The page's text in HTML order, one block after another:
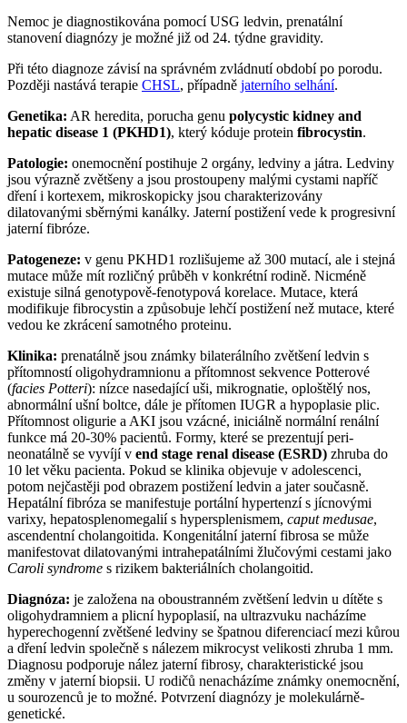
Nemoc je diagnostikována pomocí USG ledvin, prenatální
stanovení diagnózy je možné již od 24. týdne gravidity.
Při této diagnoze závisí na správném zvládnutí období po porodu.
Později nastává terapie CHSL, případně jaterního selhání.
Genetika: AR heredita, porucha genu polycystic kidney and
hepatic disease 1 (PKHD1), který kóduje protein fibrocystin.
Patologie: onemocnění postihuje 2 orgány, ledviny a játra. Ledviny
jsou výrazně zvětšeny a jsou prostoupeny malými cystami napříč
dření i kortexem, mikroskopicky jsou charakterizovány
dilatovanými sběrnými kanálky. Jaterní postižení vede k progresivní
jaterní fibróze.
Patogeneze: v genu PKHD1 rozlišujeme až 300 mutací, ale i stejná
mutace může mít rozličný průběh v konkrétní rodině. Nicméně
existuje silná genotypově-fenotypová korelace. Mutace, která
modifikuje fibrocystin a způsobuje lehčí postižení než mutace, které
vedou ke zkrácení samotného proteinu.
Klinika: prenatálně jsou známky bilaterálního zvětšení ledvin s
přítomností oligohydramnionu a přítomnost sekvence Potterové
(facies Potteri): nízce nasedající uši, mikrognatie, oploštělý nos,
abnormální ušní boltce, dále je přítomen IUGR a hypoplasie plic.
Přítomnost oligurie a AKI jsou vzácné, iniciálně normální renální
funkce má 20-30% pacientů. Formy, které se prezentují peri-
neonatálně se vyvíjí v end stage renal disease (ESRD) zhruba do
10 let věku pacienta. Pokud se klinika objevuje v adolescenci,
potom nejčastěji pod obrazem postižení ledvin a jater současně.
Hepatální fibróza se manifestuje portální hypertenzí s jícnovými
varixy, hepatosplenomegalií s hypersplenismem, caput medusae,
ascendentní cholangoitida. Kongenitální jaterní fibrosa se může
manifestovat dilatovanými intrahepatálními žlučovými cestami jako
Caroli syndrome s rizikem bakteriálních cholangoitid.
Diagnóza: je založena na oboustranném zvětšení ledvin u dítěte s
oligohydramniem a plicní hypoplasií, na ultrazvuku nacházíme
hyperechogenní zvětšené ledviny se špatnou diferenciací mezi kůrou
a dření ledvin společně s nálezem mikrocyst velikosti zhruba 1 mm.
Diagnosu podporuje nález jaterní fibrosy, charakteristické jsou
změny v jaterní biopsii. U rodičů nenacházíme známky onemocnění,
u sourozenců je to možné. Potvrzení diagnózy je molekulárně-
genetické.